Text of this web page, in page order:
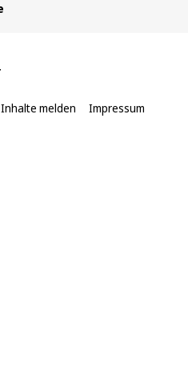
Inhalte melden Impressum